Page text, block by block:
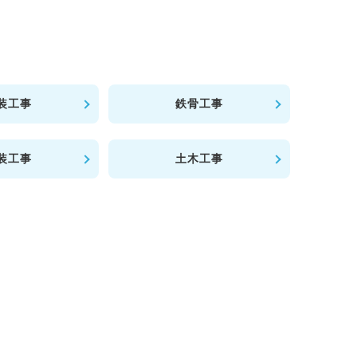
工事 鉄骨工事
工事 土木工事